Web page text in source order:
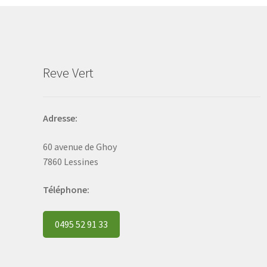
Reve Vert
Adresse:
60 avenue de Ghoy
7860 Lessines
Téléphone:
0495 52 91 33